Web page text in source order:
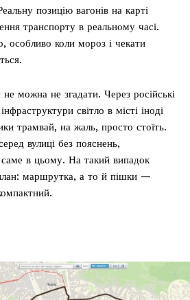
позицію вагонів на карті
транспорту в реальному часі.
особливо коли мороз і чекати
можна не згадати. Через російські
світло в місті іноді
трамвай, на жаль, просто стоїть.
вулиці без пояснень,
саме в цьому. На такий випадок
маршрутка, а то й пішки —